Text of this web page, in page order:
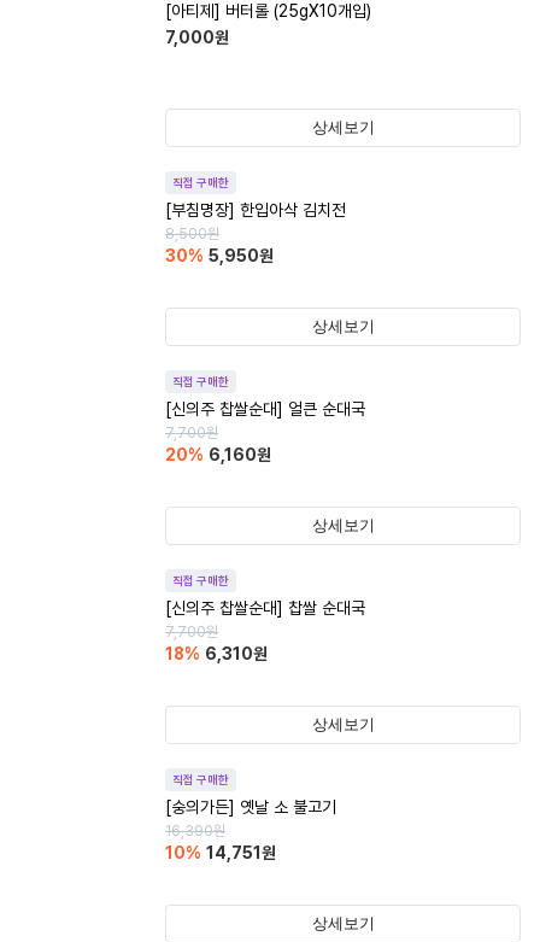
[아티제] 버터롤 (25gX10개입)
7,000원
상세보기
직접 구매한
[부침명장] 한입아삭 김치전
8,500원
30% 5,950원
상세보기
직접 구매한
[신의주 찹쌀순대] 얼큰 순대국
7,700원
20% 6,160원
상세보기
직접 구매한
[신의주 찹쌀순대] 찹쌀 순대국
7,700원
18% 6,310원
상세보기
직접 구매한
[숭의가든] 옛날 소 불고기
16,390원
10% 14,751 원
상세보기